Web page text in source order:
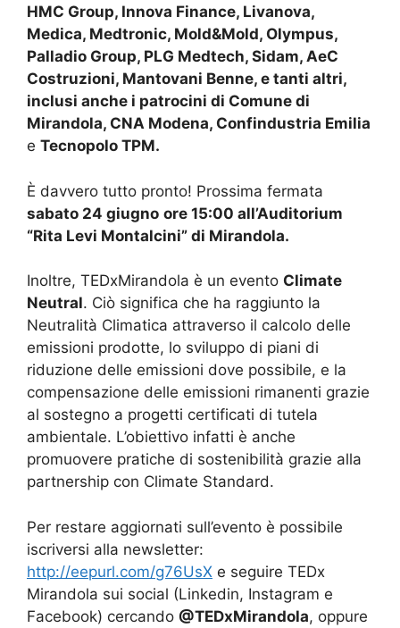
HMC Group, Innova Finance, Livanova,
Medica, Medtronic, Mold&Mold, Olympus,
Palladio Group, PLG Medtech, Sidam, AeC
Costruzioni, Mantovani Benne, e tanti altri,
inclusi anche i patrocini di Comune di
Mirandola, CNA Modena, Confindustria Emilia
e Tecnopolo TPM.
È davvero tutto pronto! Prossima fermata
sabato 24 giugno ore 15:00 all’Auditorium
“Rita Levi Montalcini” di Mirandola.
Inoltre, TEDxMirandola è un evento Climate
Neutral. Ciò significa che ha raggiunto la
Neutralità Climatica attraverso il calcolo delle
emissioni prodotte, lo sviluppo di piani di
riduzione delle emissioni dove possibile, e la
compensazione delle emissioni rimanenti grazie
al sostegno a progetti certificati di tutela
ambientale. L’obiettivo infatti è anche
promuovere pratiche di sostenibilità grazie alla
partnership con Climate Standard.
Per restare aggiornati sull’evento è possibile
iscriversi alla newsletter:
http://eepurl.com/g76UsX e seguire TEDx
Mirandola sui social (Linkedin, Instagram e
Facebook) cercando @TEDxMirandola, oppure